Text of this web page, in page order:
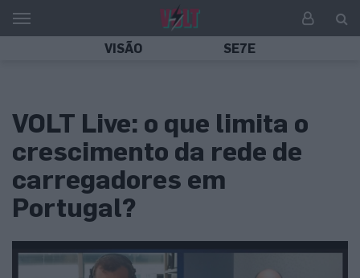
VISÃO SE7E
VOLT Live: o que limita o
crescimento da rede de
carregadores em
Portugal?